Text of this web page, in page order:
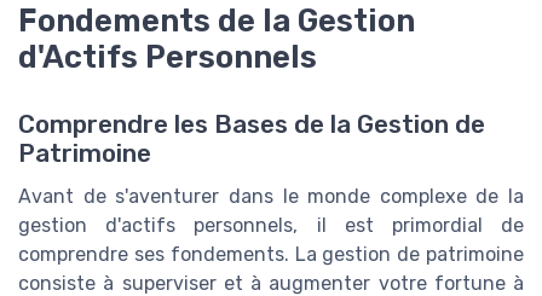
Fondements de la Gestion
d'Actifs Personnels
Comprendre les Bases de la Gestion de
Patrimoine
Avant de s'aventurer dans le monde complexe de la
gestion d'actifs personnels, il est primordial de
comprendre ses fondements. La gestion de patrimoine
consiste à superviser et à augmenter votre fortune à